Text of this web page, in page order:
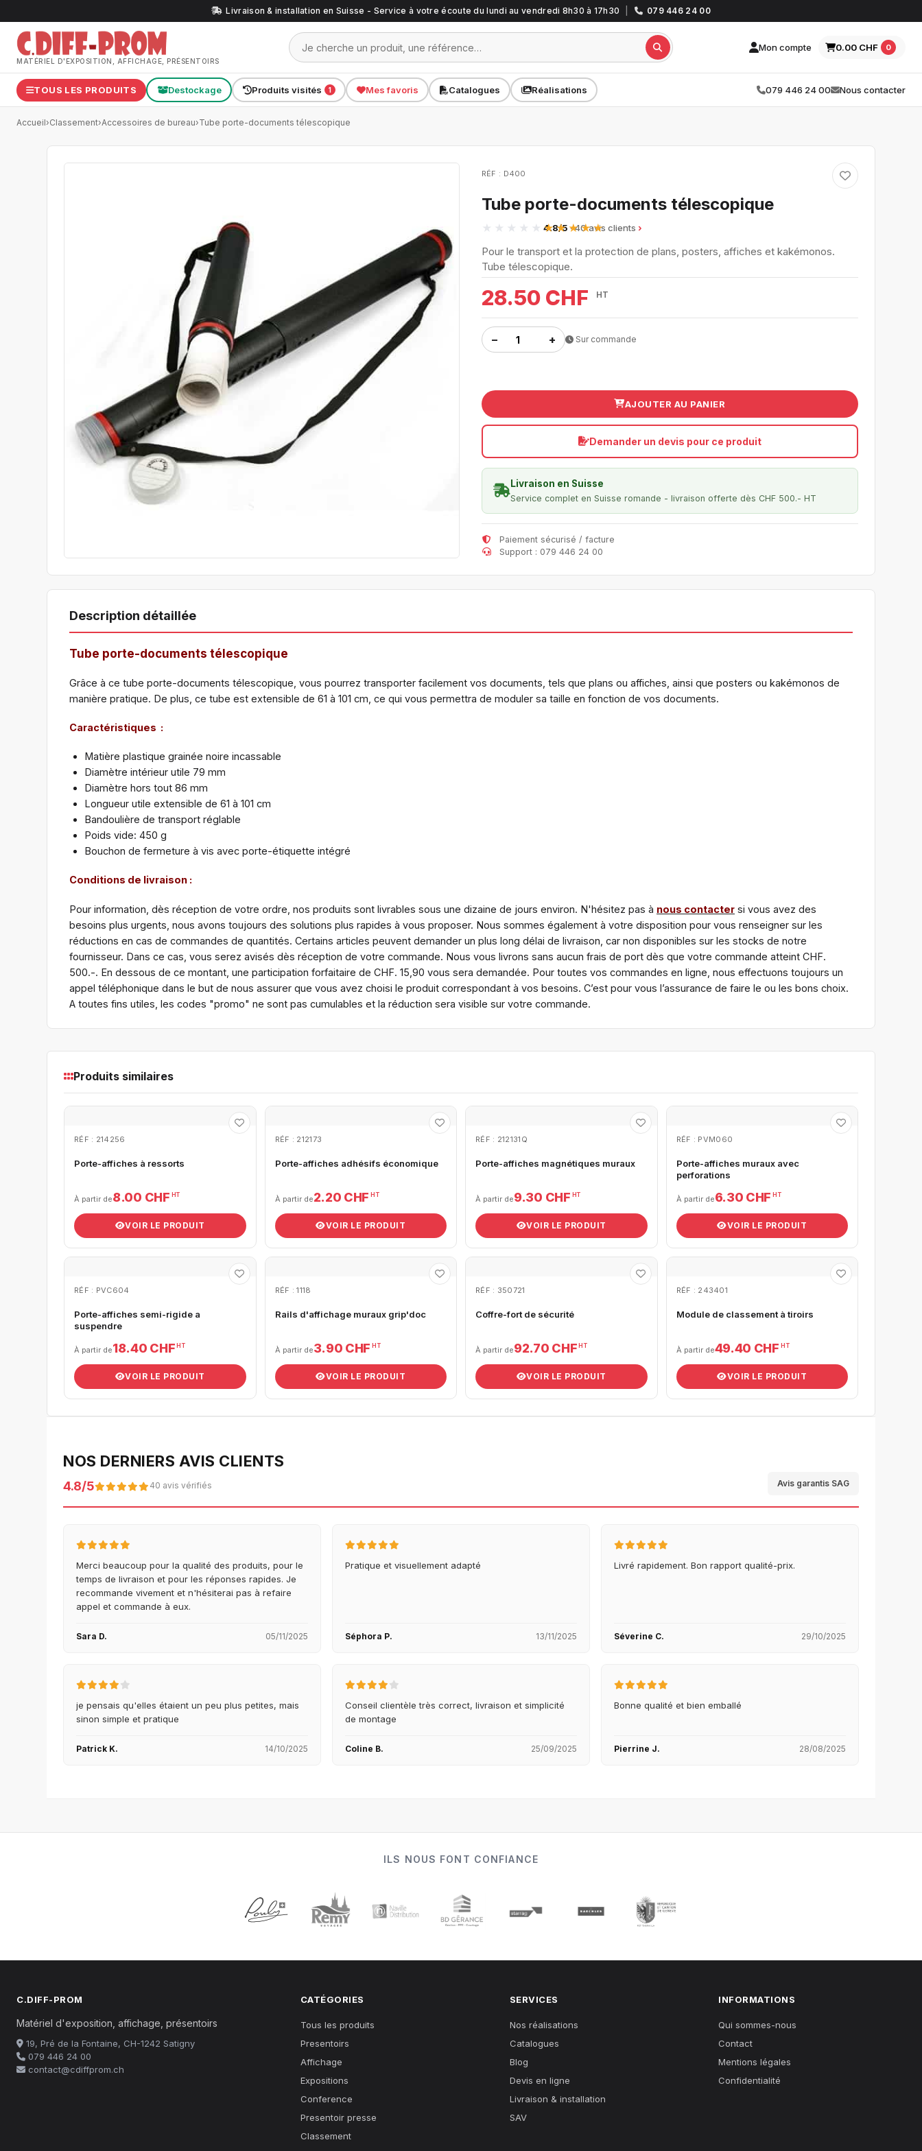
Livraison & installation en Suisse - Service à votre écoute du lundi au vendredi 8h30 à 17h30 079 446 24 00
MATÉRIEL D'EXPOSITION, AFFICHAGE, PRÉSENTOIRS
Mon compte 0.00 CHF 0
TOUS LES PRODUITS Destockage Produits visités 1 Mes favoris Catalogues Réalisations 079 446 24 00 Nous contacter
Accueil›Classement›Accessoires de bureau›Tube porte-documents télescopique
RÉF : D400
Tube porte-documents télescopique
4.8/5· 40 avis clients
Pour le transport et la protection de plans, posters, affiches et kakémonos.
Tube télescopique.
28.50 CHF HT
− + Sur commande
AJOUTER AU PANIER
Demander un devis pour ce produit
Livraison en Suisse
Service complet en Suisse romande - livraison offerte dès CHF 500.- HT
Paiement sécurisé / facture
Support : 079 446 24 00
Description détaillée
Tube porte-documents télescopique
Grâce à ce tube porte-documents télescopique, vous pourrez transporter facilement vos documents, tels que plans ou affiches, ainsi que posters ou kakémonos de
manière pratique. De plus, ce tube est extensible de 61 à 101 cm, ce qui vous permettra de moduler sa taille en fonction de vos documents.
Caractéristiques :
Matière plastique grainée noire incassable
Diamètre intérieur utile 79 mm
Diamètre hors tout 86 mm
Longueur utile extensible de 61 à 101 cm
Bandoulière de transport réglable
Poids vide: 450 g
Bouchon de fermeture à vis avec porte-étiquette intégré
Conditions de livraison :
Pour information, dès réception de votre ordre, nos produits sont livrables sous une dizaine de jours environ. N'hésitez pas à nous contacter si vous avez des
besoins plus urgents, nous avons toujours des solutions plus rapides à vous proposer. Nous sommes également à votre disposition pour vous renseigner sur les
réductions en cas de commandes de quantités. Certains articles peuvent demander un plus long délai de livraison, car non disponibles sur les stocks de notre
fournisseur. Dans ce cas, vous serez avisés dès réception de votre commande. Nous vous livrons sans aucun frais de port dès que votre commande atteint CHF.
500.-. En dessous de ce montant, une participation forfaitaire de CHF. 15,90 vous sera demandée. Pour toutes vos commandes en ligne, nous effectuons toujours un
appel téléphonique dans le but de nous assurer que vous avez choisi le produit correspondant à vos besoins. C’est pour vous l’assurance de faire le ou les bons choix.
A toutes fins utiles, les codes "promo" ne sont pas cumulables et la réduction sera visible sur votre commande.
Produits similaires
RÉF : 214256
Porte-affiches à ressorts
À partir de8.00 CHF HT
VOIR LE PRODUIT
RÉF : 212173
Porte-affiches adhésifs économique
À partir de2.20 CHF HT
VOIR LE PRODUIT
RÉF : 212131Q
Porte-affiches magnétiques muraux
À partir de9.30 CHF HT
VOIR LE PRODUIT
RÉF : PVM060
Porte-affiches muraux avec
perforations
À partir de6.30 CHF HT
VOIR LE PRODUIT
RÉF : PVC604
Porte-affiches semi-rigide a
suspendre
À partir de18.40 CHF HT
VOIR LE PRODUIT
RÉF : 1118
Rails d'affichage muraux grip'doc
À partir de3.90 CHF HT
VOIR LE PRODUIT
RÉF : 350721
Coffre-fort de sécurité
À partir de92.70 CHF HT
VOIR LE PRODUIT
RÉF : 243401
Module de classement à tiroirs
À partir de49.40 CHF HT
VOIR LE PRODUIT
NOS DERNIERS AVIS CLIENTS
4.8/5 40 avis vérifiés Avis garantis SAG
Merci beaucoup pour la qualité des produits, pour le
temps de livraison et pour les réponses rapides. Je
recommande vivement et n'hésiterai pas à refaire
appel et commande à eux.
Sara D. 05/11/2025
Pratique et visuellement adapté
Séphora P. 13/11/2025
Livré rapidement. Bon rapport qualité-prix.
Séverine C. 29/10/2025
je pensais qu'elles étaient un peu plus petites, mais
sinon simple et pratique
Patrick K. 14/10/2025
Conseil clientèle très correct, livraison et simplicité
de montage
Coline B. 25/09/2025
Bonne qualité et bien emballé
Pierrine J. 28/08/2025
ILS NOUS FONT CONFIANCE
C.DIFF-PROM
Matériel d'exposition, affichage, présentoirs
19, Pré de la Fontaine, CH-1242 Satigny
079 446 24 00
contact@cdiffprom.ch
CATÉGORIES
Tous les produits
Presentoirs
Affichage
Expositions
Conference
Presentoir presse
Classement
SERVICES
Nos réalisations
Catalogues
Blog
Devis en ligne
Livraison & installation
SAV
INFORMATIONS
Qui sommes-nous
Contact
Mentions légales
Confidentialité